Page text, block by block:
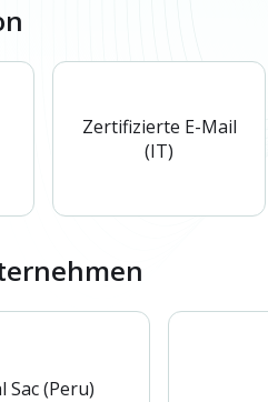
Zertifizierte E-Mail
(IT)
Sac (Peru)